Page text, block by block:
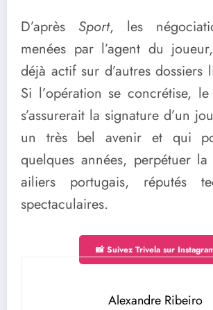
D’après Sport, les
menées par l’agent du
déjà actif sur d’autres dossiers
Si l’opération se concrétise,
s’assurerait la signature d’un
un très bel avenir et qui
quelques années, perpétuer
ailiers portugais, réputés
spectaculaires.
📸 Suivez Trivela sur
Alexandre Ribeiro